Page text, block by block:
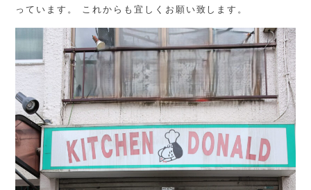
っています。 これからも宜しくお願い致します。